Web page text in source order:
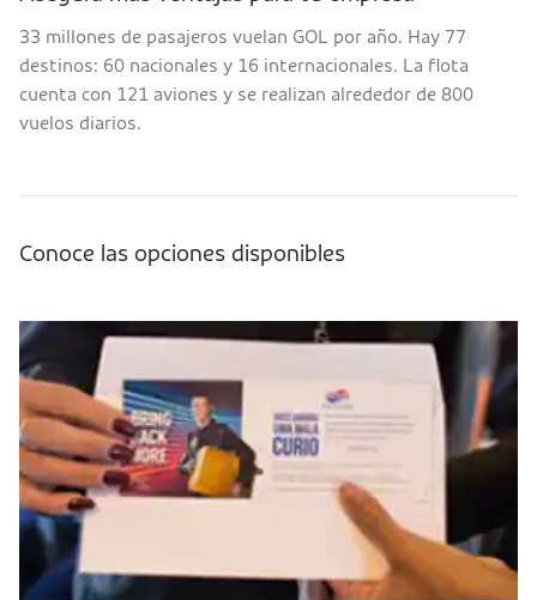
33 millones de pasajeros vuelan GOL por año. Hay 77
destinos: 60 nacionales y 16 internacionales. La flota
cuenta con 121 aviones y se realizan alrededor de 800
vuelos diarios.
Conoce las opciones disponibles